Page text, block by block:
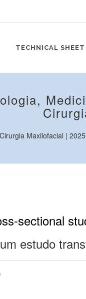
TECHNICAL SHEET
Maxilofacial |
sectional
estudo